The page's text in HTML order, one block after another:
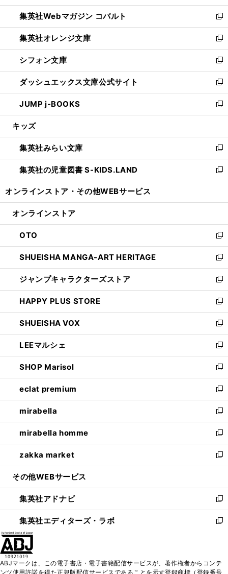
開
く
ウ
で
開
く
ン
ド
ウ
で
開
く
ウ
ィ
ン
ド
ウ
で
開
く
集英社Webマガジン コバルト
新
し
い
ウ
ィ
ン
ド
ウ
で
開
集英社オレンジ文庫
新
し
い
ウ
ィ
ン
ド
ウ
開
く
シフォン文庫
新
し
い
ウ
ィ
ン
ウ
で
開
く
ダッシュエックス文庫公式サイト
新
し
い
ウ
ン
ド
ウ
で
JUMP j-BOOKS
新
し
ウ
ィ
ン
ド
開
キッズ
集英社みらい文庫
新
し
い
ン
ウ
で
開
く
集英社の児童図書 S-KIDS.LAND
新
ウ
ン
ド
ウ
で
開
く
オンラインストア・ その他WEBサービス
オンラインストア
OTO
新
し
い
ウ
ィ
ン
ド
ウ
で
開
く
SHUEISHA MANGA-ART HERITAGE
新
し
い
ウ
ィ
ン
ド
ウ
で
開
く
ジャンプキャラクターズストア
新
し
い
ウ
ィ
ン
ド
ウ
で
開
く
HAPPY PLUS STORE
新
し
い
ウ
ィ
ン
ド
ウ
で
開
く
SHUEISHA VOX
新
し
い
ウ
ィ
ン
ド
ウ
で
開
く
LEEマルシェ
新
し
い
ウ
ィ
ン
ド
ウ
で
開
く
SHOP Marisol
新
し
い
ウ
ィ
ン
ド
ウ
で
開
eclat premium
新
し
い
ウ
ィ
ン
ド
ウ
開
く
mirabella
新
し
い
ウ
ィ
ン
ウ
で
開
く
mirabella homme
新
し
い
ウ
ン
ド
ウ
で
zakka market
新
し
ウ
ィ
ン
ド
く
その他WEBサービス
集英社アドナビ
新
し
い
ド
集英社エディターズ・ラボ
新
ィ
ABJマークは、この電子書店・電子書籍配信サービスが、著作権者からコンテ
ンツ使用許諾を得た正規版配信サービスであることを示す登録商標（登録番号